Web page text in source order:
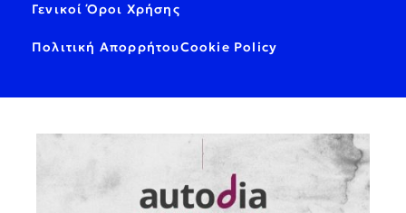
Γενικοί Όροι Χρήσης
Πολιτική ΑπορρήτουCookie Policy